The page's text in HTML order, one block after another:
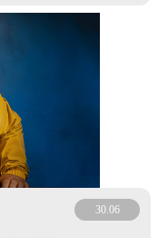
30.06